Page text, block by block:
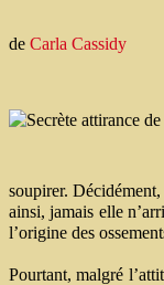
de Carla Cassidy
soupirer.
ainsi, jamais elle
l’origine des
Pourtant, malgré